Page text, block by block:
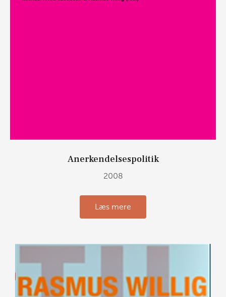
Anerkendelsespolitik
2008
Læs mere